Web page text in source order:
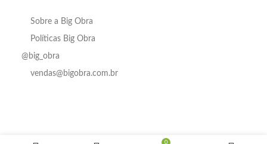
Sobre a Big Obra
Políticas Big Obra
@big_obra
vendas@bigobra.com.br
R$
0